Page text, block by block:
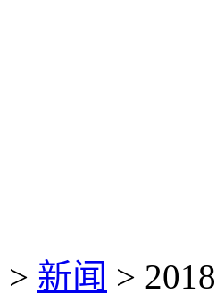
> 新闻 >